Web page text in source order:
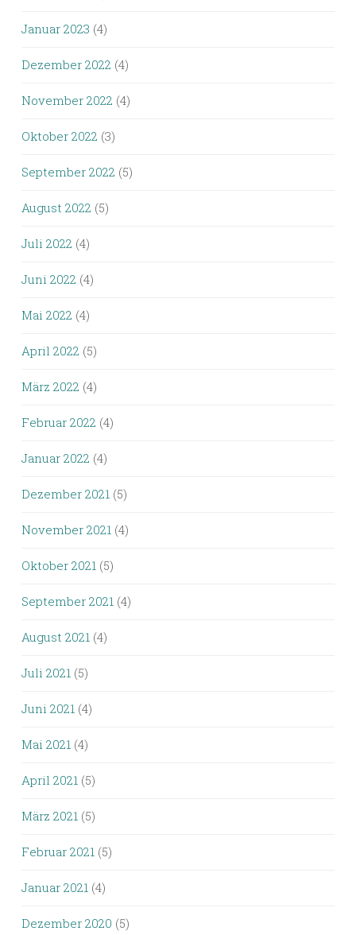
Januar 2023 (4)
Dezember 2022 (4)
November 2022 (4)
Oktober 2022 (3)
September 2022 (5)
August 2022 (5)
Juli 2022 (4)
Juni 2022 (4)
Mai 2022 (4)
April 2022 (5)
März 2022 (4)
Februar 2022 (4)
Januar 2022 (4)
Dezember 2021 (5)
November 2021 (4)
Oktober 2021 (5)
September 2021 (4)
August 2021 (4)
Juli 2021 (5)
Juni 2021 (4)
Mai 2021 (4)
April 2021 (5)
März 2021 (5)
Februar 2021 (5)
Januar 2021 (4)
Dezember 2020 (5)